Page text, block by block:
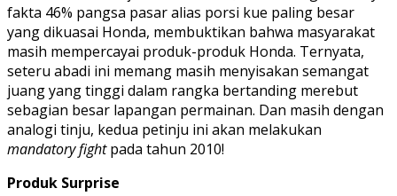
fakta 46% pangsa pasar alias porsi kue paling besar
yang dikuasai Honda, membuktikan bahwa masyarakat
masih mempercayai produk-produk Honda. Ternyata,
seteru abadi ini memang masih menyisakan semangat
juang yang tinggi dalam rangka bertanding merebut
sebagian besar lapangan permainan. Dan masih dengan
analogi tinju, kedua petinju ini akan melakukan
mandatory fightpada tahun 2010!
Produk Surprise